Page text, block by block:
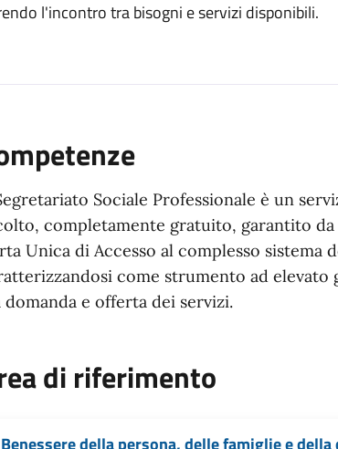
l'incontro tra bisogni e servizi disponibili.
Sociale Professionale è un
completamente gratuito, garantito
Unica di Accesso al complesso sistema
come strumento ad
domanda e offerta dei servizi.
di riferimento